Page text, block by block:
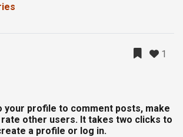
1
your profile to comment posts, make
other users. It takes two clicks to
a profile or log in.